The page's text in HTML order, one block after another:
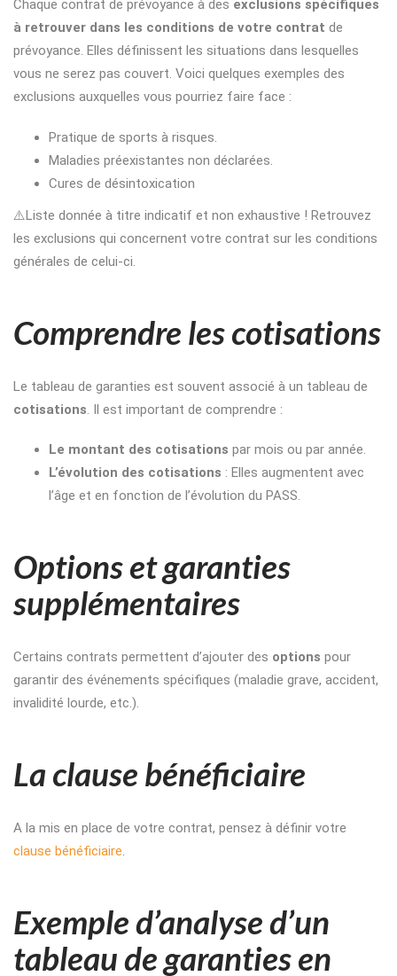
Chaque contrat de prévoyance à des exclusions spécifiques
à retrouver dans les conditions de votre contrat de
prévoyance. Elles définissent les situations dans lesquelles
vous ne serez pas couvert. Voici quelques exemples des
exclusions auxquelles vous pourriez faire face :
Pratique de sports à risques.
Maladies préexistantes non déclarées.
Cures de désintoxication
⚠️Liste donnée à titre indicatif et non exhaustive ! Retrouvez
les exclusions qui concernent votre contrat sur les conditions
générales de celui-ci.
Comprendre les cotisations
Le tableau de garanties est souvent associé à un tableau de
cotisations . Il est important de comprendre :
Le montant des cotisations par mois ou par année.
L’évolution des cotisations : Elles augmentent avec
l’âge et en fonction de l’évolution du PASS.
Options et garanties
supplémentaires
Certains contrats permettent d’ajouter des options pour
garantir des événements spécifiques (maladie grave, accident,
invalidité lourde, etc.).
La clause bénéficiaire
A la mis en place de votre contrat, pensez à définir votre
clause bénéficiaire.
Exemple d’analyse d’un
tableau de garanties en